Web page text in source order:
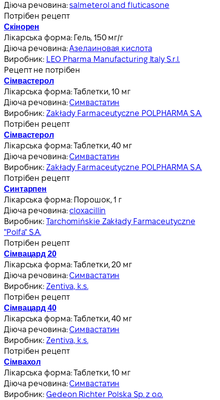
Діюча речовина:salmeterol and fluticasone
Потрібен рецепт
Скінорен
Лікарська форма: Гель, 150 мг/г
Діюча речовина:Азелаиновая кислота
Виробник: LEO Pharma Manufacturing Italy S.r.l.
Рецепт не потрібен
Сімвастерол
Лікарська форма:Таблетки, 10 мг
Діюча речовина:Симвастатин
Виробник: Zakłady Farmaceutyczne POLPHARMA S.A.
Потрібен рецепт
Сімвастерол
Лікарська форма:Таблетки, 40 мг
Діюча речовина:Симвастатин
Виробник: Zakłady Farmaceutyczne POLPHARMA S.A.
Потрібен рецепт
Синтарпен
Лікарська форма: Порошок, 1 г
Діюча речовина: cloxacillin
Виробник:Tarchomińskie Zakłady Farmaceutyczne
"Polfa" S.A.
Потрібен рецепт
Сімвацард 20
Лікарська форма:Таблетки, 20 мг
Діюча речовина:Симвастатин
Виробник: Zentiva, k.s.
Потрібен рецепт
Сімвацард 40
Лікарська форма:Таблетки, 40 мг
Діюча речовина:Симвастатин
Виробник: Zentiva, k.s.
Потрібен рецепт
Сімвахол
Лікарська форма:Таблетки, 10 мг
Діюча речовина:Симвастатин
Виробник:Gedeon Richter Polska Sp. z o.o.